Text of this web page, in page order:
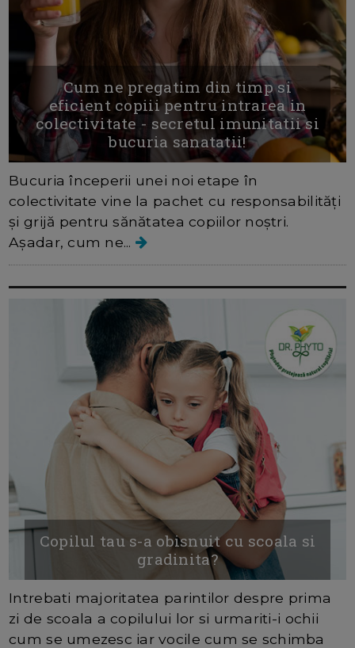
Cum ne pregatim din timp si
eficient copiii pentru intrarea in
colectivitate - secretul imunitatii si
bucuria sanatatii!
Bucuria începerii unei noi etape în
colectivitate vine la pachet cu responsabilități
și grijă pentru sănătatea copiilor noștri.
Așadar, cum ne...
Copilul tau s-a obisnuit cu scoala si
gradinita?
Intrebati majoritatea parintilor despre prima
zi de scoala a copilului lor si urmariti-i ochii
cum se umezesc iar vocile cum se schimba